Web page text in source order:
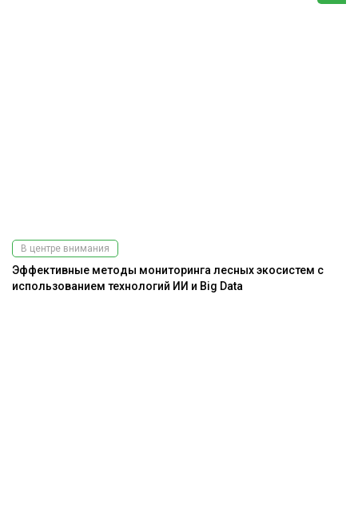
В центре внимания
Эффективные методы мониторинга лесных экосистем с
использованием технологий ИИ и Big Data